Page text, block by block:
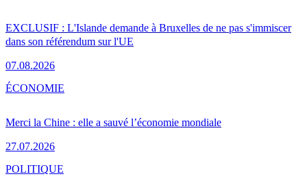
EXCLUSIF : L'Islande demande à Bruxelles de ne pas s'immiscer
dans son référendum sur l'UE
07.08.2026
Merci la Chine : elle a sauvé l’économie mondiale
27.07.2026
ÉCONOMIE
POLITIQUE